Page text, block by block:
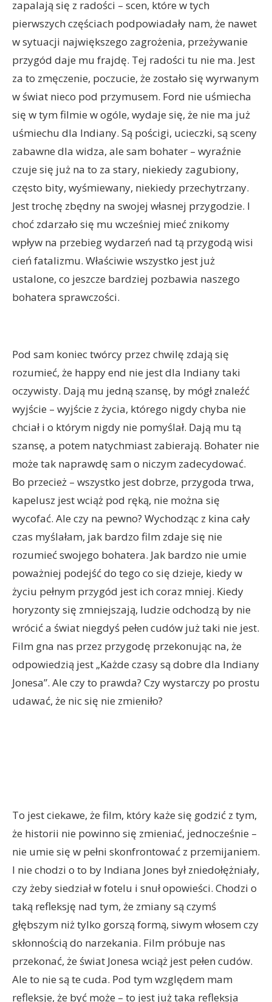
zapalają się z radości – scen, które w tych
pierwszych częściach podpowiadały nam, że nawet
w sytuacji największego zagrożenia, przeżywanie
przygód daje mu frajdę. Tej radości tu nie ma. Jest
za to zmęczenie, poczucie, że zostało się wyrwanym
w świat nieco pod przymusem. Ford nie uśmiecha
się w tym filmie w ogóle, wydaje się, że nie ma już
uśmiechu dla Indiany. Są pościgi, ucieczki, są sceny
zabawne dla widza, ale sam bohater – wyraźnie
czuje się już na to za stary, niekiedy zagubiony,
często bity, wyśmiewany, niekiedy przechytrzany.
Jest trochę zbędny na swojej własnej przygodzie. I
choć zdarzało się mu wcześniej mieć znikomy
wpływ na przebieg wydarzeń nad tą przygodą wisi
cień fatalizmu. Właściwie wszystko jest już
ustalone, co jeszcze bardziej pozbawia naszego
bohatera sprawczości.
Pod sam koniec twórcy przez chwilę zdają się
rozumieć, że happy end nie jest dla Indiany taki
oczywisty. Dają mu jedną szansę, by mógł znaleźć
wyjście – wyjście z życia, którego nigdy chyba nie
chciał i o którym nigdy nie pomyślał. Dają mu tą
szansę, a potem natychmiast zabierają. Bohater nie
może tak naprawdę sam o niczym zadecydować.
Bo przecież – wszystko jest dobrze, przygoda trwa,
kapelusz jest wciąż pod ręką, nie można się
wycofać. Ale czy na pewno? Wychodząc z kina cały
czas myślałam, jak bardzo film zdaje się nie
rozumieć swojego bohatera. Jak bardzo nie umie
poważniej podejść do tego co się dzieje, kiedy w
życiu pełnym przygód jest ich coraz mniej. Kiedy
horyzonty się zmniejszają, ludzie odchodzą by nie
wrócić a świat niegdyś pełen cudów już taki nie jest.
Film gna nas przez przygodę przekonując na, że
odpowiedzią jest „Każde czasy są dobre dla Indiany
Jonesa”. Ale czy to prawda? Czy wystarczy po prostu
udawać, że nic się nie zmieniło?
To jest ciekawe, że film, który każe się godzić z tym,
że historii nie powinno się zmieniać, jednocześnie –
nie umie się w pełni skonfrontować z przemijaniem.
I nie chodzi o to by Indiana Jones był zniedołężniały,
czy żeby siedział w fotelu i snuł opowieści. Chodzi o
taką refleksję nad tym, że zmiany są czymś
głębszym niż tylko gorszą formą, siwym włosem czy
skłonnością do narzekania. Film próbuje nas
przekonać, że świat Jonesa wciąż jest pełen cudów.
Ale to nie są te cuda. Pod tym względem mam
refleksje, że być może – to jest już taka refleksja